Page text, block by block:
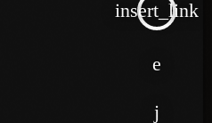
insert_link